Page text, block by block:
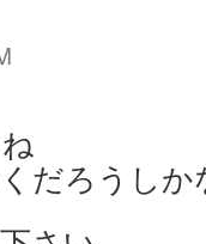
だろうしか